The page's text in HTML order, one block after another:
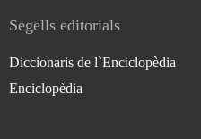
Segells editorials
Diccionaris de l`Enciclopèdia
Enciclopèdia